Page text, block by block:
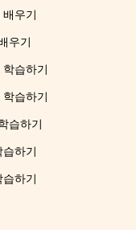
우기
우기
습하기
습하기
습하기
하기
하기